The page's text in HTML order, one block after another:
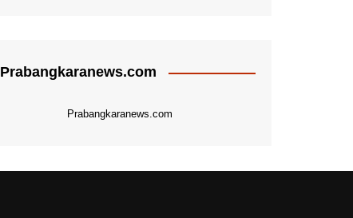
Prabangkaranews.com
Prabangkaranews.com